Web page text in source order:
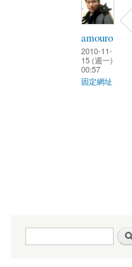
amouro
2010-11-
15 (週一)
00:57
固定網址
搜尋表單